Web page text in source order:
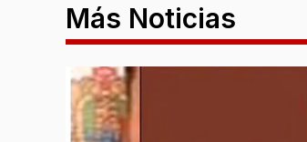
Más Noticias